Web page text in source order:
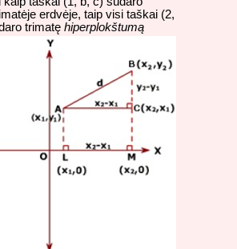
erdvėje, taip visi taškai (2,
trimatę hiperplokštumą